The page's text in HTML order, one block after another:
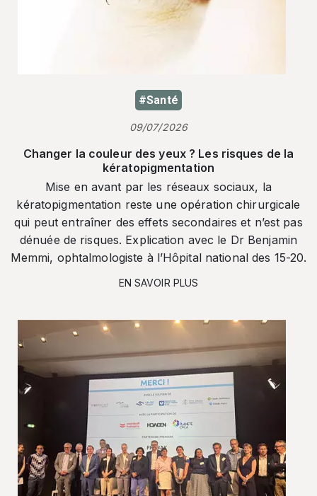
#Santé
09/07/2026
Changer la couleur des yeux ? Les risques de la
kératopigmentation
Mise en avant par les réseaux sociaux, la
kératopigmentation reste une opération chirurgicale
qui peut entraîner des effets secondaires et n’est pas
dénuée de risques. Explication avec le Dr Benjamin
Memmi, ophtalmologiste à l’Hôpital national des 15-20.
EN SAVOIR PLUS